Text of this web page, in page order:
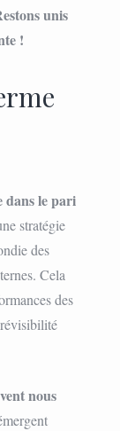
unis
!
dans le pari
stratégie
des
Cela
des
nous